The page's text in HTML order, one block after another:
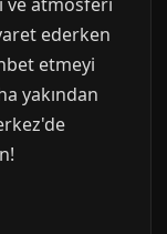
ederken
etmeyi
yakından